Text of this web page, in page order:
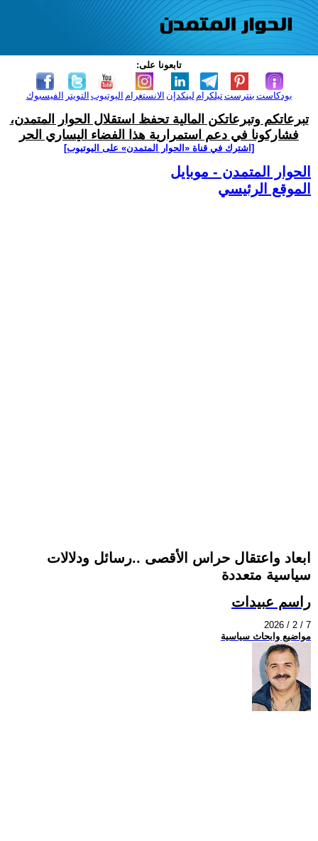
تابعونا على:
الفيسبوك التويتر اليوتيوب الانستغرام لينكدإن تيلكرامبنترست بودكاست
تبرعاتكم وتبرعاتكن المالية تحفظ استقلال الحوار المتمدن،
فشاركونا في دعم استمرارية هذا الفضاء اليساري الحر
[اشترك في قناة ‫«الحوار المتمدن» على اليوتيوب]
الحوار المتمدن - موبايل
الموقع الرئيسي
ابعاد واعتقال حراس الأقصى ..رسائل ودلالات
سياسية متعددة
راسم عبيدات
2026 / 2 / 7
مواضيع وابحاث سياسية